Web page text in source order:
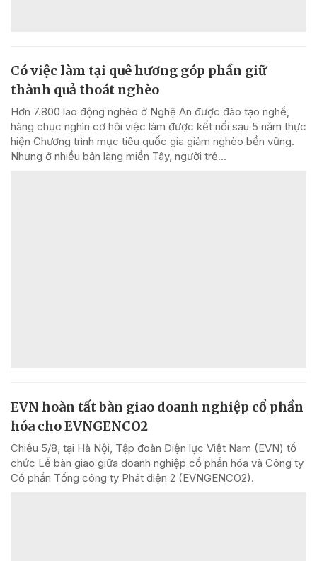
Có việc làm tại quê hương góp phần giữ
thành quả thoát nghèo
Hơn 7.800 lao động nghèo ở Nghệ An được đào tạo nghề,
hàng chục nghìn cơ hội việc làm được kết nối sau 5 năm thực
hiện Chương trình mục tiêu quốc gia giảm nghèo bền vững.
Nhưng ở nhiều bản làng miền Tây, người trẻ...
EVN hoàn tất bàn giao doanh nghiệp cổ phần
hóa cho EVNGENCO2
Chiều 5/8, tại Hà Nội, Tập đoàn Điện lực Việt Nam (EVN) tổ
chức Lễ bàn giao giữa doanh nghiệp cổ phần hóa và Công ty
Cổ phần Tổng công ty Phát điện 2 (EVNGENCO2).